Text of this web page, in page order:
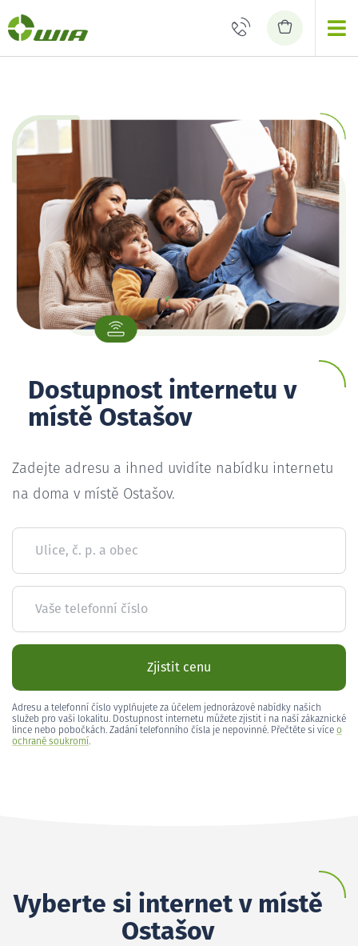
Dostupnost internetu v
místě Ostašov
Zadejte adresu a ihned uvidíte nabídku internetu
na doma v místě Ostašov.
Ulice, č. p. a obec
Vaše telefonní číslo
Zjistit cenu
Adresu a telefonní číslo vyplňujete za účelem jednorázové nabídky našich
služeb pro vaši lokalitu. Dostupnost internetu můžete zjistit i na naší zákaznické
lince nebo pobočkách. Zadání telefonního čísla je nepovinné. Přečtěte si více o
ochraně soukromí.
Vyberte si internet v místě
Ostašov